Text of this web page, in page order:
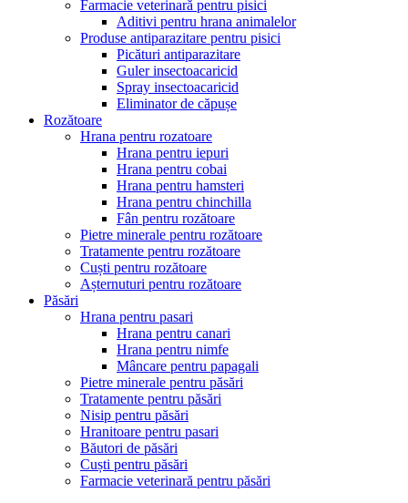
Farmacie veterinară pentru pisici
Aditivi pentru hrana animalelor
Produse antiparazitare pentru pisici
Picături antiparazitare
Guler insectoacaricid
Spray insectoacaricid
Eliminator de căpușe
Rozătoare
Hrana pentru rozatoare
Hrana pentru iepuri
Hrana pentru cobai
Hrana pentru hamsteri
Hrana pentru chinchilla
Fân pentru rozătoare
Pietre minerale pentru rozătoare
Tratamente pentru rozătoare
Cuști pentru rozătoare
Așternuturi pentru rozătoare
Păsări
Hrana pentru pasari
Hrana pentru canari
Hrana pentru nimfe
Mâncare pentru papagali
Pietre minerale pentru păsări
Tratamente pentru păsări
Nisip pentru păsări
Hranitoare pentru pasari
Băutori de păsări
Cuști pentru păsări
Farmacie veterinară pentru păsări